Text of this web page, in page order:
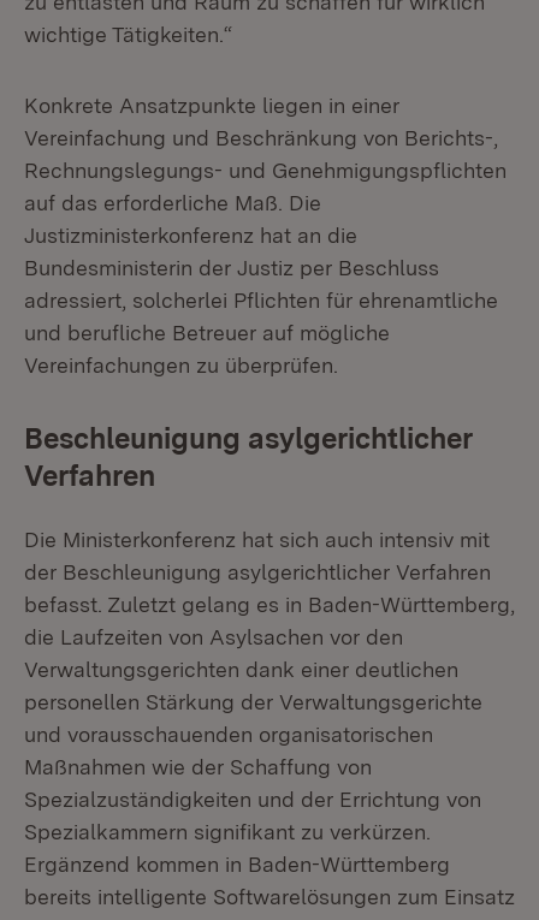
wichtige Tätigkeiten.“
Konkrete Ansatzpunkte liegen in einer
Vereinfachung und Beschränkung von Berichts-,
Rechnungslegungs- und Genehmigungspflichten
auf das erforderliche Maß. Die
Justizministerkonferenz hat an die
Bundesministerin der Justiz per Beschluss
adressiert, solcherlei Pflichten für ehrenamtliche
und berufliche Betreuer auf mögliche
Vereinfachungen zu überprüfen.
Beschleunigung asylgerichtlicher
Verfahren
Die Ministerkonferenz hat sich auch intensiv mit
der Beschleunigung asylgerichtlicher Verfahren
befasst. Zuletzt gelang es in Baden-Württemberg,
die Laufzeiten von Asylsachen vor den
Verwaltungsgerichten dank einer deutlichen
personellen Stärkung der Verwaltungsgerichte
und vorausschauenden organisatorischen
Maßnahmen wie der Schaffung von
Spezialzuständigkeiten und der Errichtung von
Spezialkammern signifikant zu verkürzen.
Ergänzend kommen in Baden-Württemberg
bereits intelligente Softwarelösungen zum Einsatz